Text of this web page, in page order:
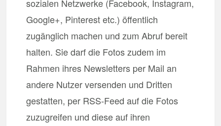
sozialen Netzwerke (Facebook, Instagram,
Google+, Pinterest etc.) öffentlich
zugänglich machen und zum Abruf bereit
halten. Sie darf die Fotos zudem im
Rahmen ihres Newsletters per Mail an
andere Nutzer versenden und Dritten
gestatten, per RSS-Feed auf die Fotos
zuzugreifen und diese auf ihren